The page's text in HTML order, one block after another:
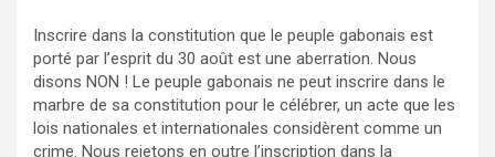
Inscrire dans la constitution que le peuple gabonais est
porté par l’esprit du 30 août est une aberration. Nous
disons NON ! Le peuple gabonais ne peut inscrire dans le
marbre de sa constitution pour le célébrer, un acte que les
lois nationales et internationales considèrent comme un
crime. Nous rejetons en outre l’inscription dans la